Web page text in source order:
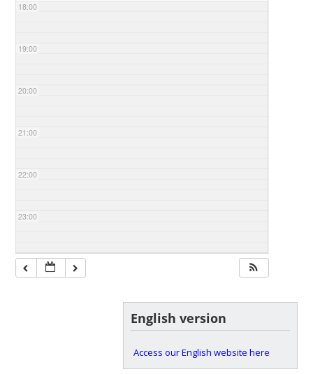
18:00
19:00
20:00
21:00
22:00
23:00
English version
Access our English website here